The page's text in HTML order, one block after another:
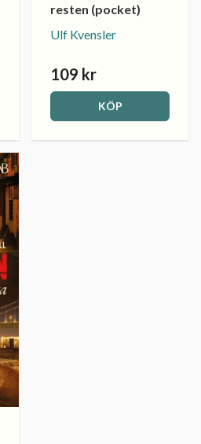
resten (pocket)
Ulf Kvensler
109 kr
KÖP